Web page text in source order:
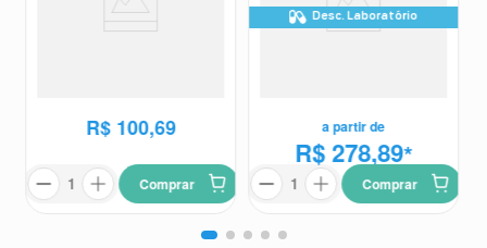
R$ 100,69
Comprar
Desc. Laboratório
a partir de
R$ 278,89*
Comprar